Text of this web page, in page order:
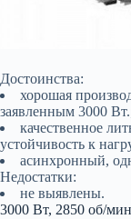
Достоинства:
хорошая
заявленным 3000
качественное
устойчивость к
асинхронный,
Недостатки:
не выявлены.
3000 Вт, 2850 об/мин